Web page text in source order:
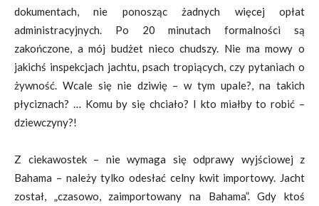
dokumentach, nie ponosząc żadnych więcej opłat
administracyjnych. Po 20 minutach formalności są
zakończone, a mój budżet nieco chudszy. Nie ma mowy o
jakichś inspekcjach jachtu, psach tropiących, czy pytaniach o
żywność. Wcale się nie dziwię – w tym upale?, na takich
płyciznach? … Komu by się chciało? I kto miałby to robić –
dziewczyny?!
Z ciekawostek – nie wymaga się odprawy wyjściowej z
Bahama – należy tylko odesłać celny kwit importowy. Jacht
został, „czasowo, zaimportowany na Bahama”. Gdy ktoś